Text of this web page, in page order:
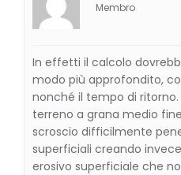
Membro
In effetti il calcolo
modo più approfondito,
nonché il tempo di
terreno a grana medio
scroscio difficilmente
superficiali creando
erosivo superficiale che